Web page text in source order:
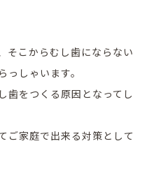
そこからむし歯にならない
しゃいます。
歯をつくる原因となってし
ご家庭で出来る対策として